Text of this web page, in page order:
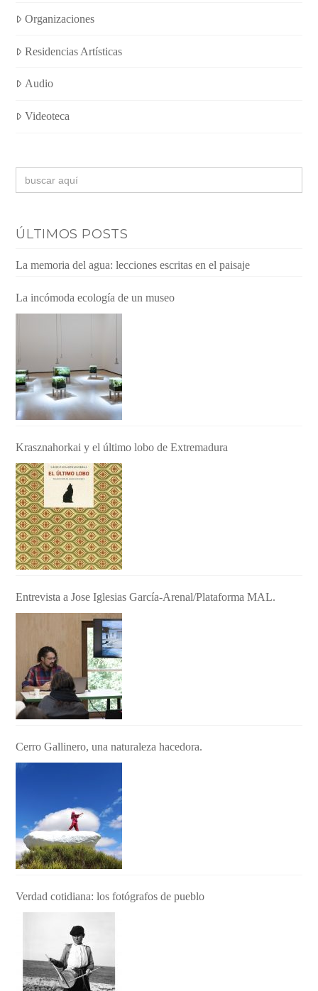
Organizaciones
Residencias Artísticas
Audio
Videoteca
Buscar:
ÚLTIMOS POSTS
La memoria del agua: lecciones escritas en el paisaje
La incómoda ecología de un museo
Krasznahorkai y el último lobo de Extremadura
Entrevista a Jose Iglesias García-Arenal/Plataforma MAL.
Cerro Gallinero, una naturaleza hacedora.
Verdad cotidiana: los fotógrafos de pueblo